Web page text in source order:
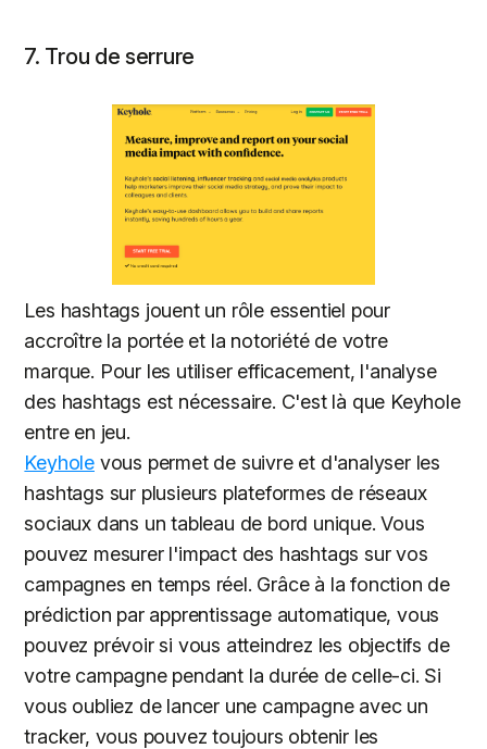
7. Trou de serrure
Les hashtags jouent un rôle essentiel pour
accroître la portée et la notoriété de votre
marque. Pour les utiliser efficacement, l'analyse
des hashtags est nécessaire. C'est là que Keyhole
entre en jeu.
Keyhole vous permet de suivre et d'analyser les
hashtags sur plusieurs plateformes de réseaux
sociaux dans un tableau de bord unique. Vous
pouvez mesurer l'impact des hashtags sur vos
campagnes en temps réel. Grâce à la fonction de
prédiction par apprentissage automatique, vous
pouvez prévoir si vous atteindrez les objectifs de
votre campagne pendant la durée de celle-ci. Si
vous oubliez de lancer une campagne avec un
tracker, vous pouvez toujours obtenir les